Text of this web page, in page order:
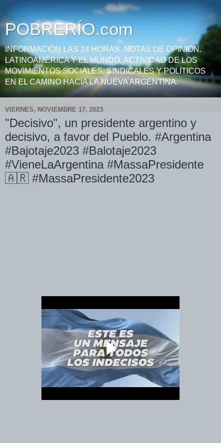
POBRERÍO.com
INFORMACIÓN LAS 24 HORAS. NOTAS DE OPINIÓN.
LATINOAMÉRICA Y EL MUNDO. ACTIVIDAD DE LOS
MOVIMIENTOS SOCIALES, SINDICALES Y POLÍTICOS
EN EL CAMINO HACIA LA NUEVA ARGENTINA.
VIERNES, NOVIEMBRE 17, 2023
"Decisivo", un presidente argentino y
decisivo, a favor del Pueblo. #Argentina
#Bajotaje2023 #Balotaje2023
#VieneLaArgentina #MassaPresidente
🇦🇷 #MassaPresidente2023